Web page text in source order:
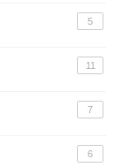
5
11
7
6